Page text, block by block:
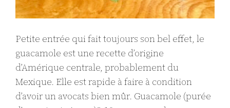
Petite entrée qui fait toujours son bel effet, le
guacamole est une recette d’origine
d’Amérique centrale, probablement du
Mexique. Elle est rapide à faire à condition
d’avoir un avocats bien mûr. Guacamole (purée